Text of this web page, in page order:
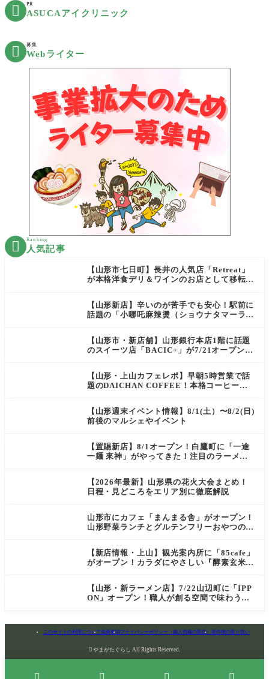
 PR
ASUCAアイクリニック
 募集
Webライター
 Ranking
人気記事
【山形市七日町】長井の人気店「Retreat」
が本格洋食デリ＆ワインのお店として移転オ
【山形新店】辛いのが苦手でも安心！駅前に
話題の「小哪吒麻辣燙（ショウナタマーラー
【山形市・新店舗】山形銀行本店1階に話題
のスイーツ店「BACIC+」が7/21オープン！
【山形・上山カフェレポ】早朝5時営業で話
題のDAICHAN COFFEE！本格コーヒーを
【山形週末イベント情報】8/1(土）〜8/2(日)
前後のマルシェやイベント
【置賜新店】8/1オープン！白鷹町に「一途
一麺 來神」がやってきた！注目のラーメン
【2026年最新】山形県の花火大会まとめ！
日程・見どころをエリア別に徹底解説
山形市にカフェ「まんまる舎」がオープン！
山形野菜ランチとグルテンフリーおやつの新
【新店情報・上山】観光案内所に「85cafe」
がオープン！カラダにやさしい『酵素玄米お
【山形・新ラーメン店】7/22山辺町に「IPP
ON」オープン！職人が創る空間で味わう
このサイトの利用について免責事項プライバシーポリシー（個人情報の取扱） 著作権の取り扱い
 やまがたぐらし All Rights Reserved.